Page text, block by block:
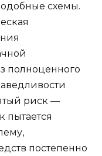
схемы.
полноценного
риск —
пытается
постепенно